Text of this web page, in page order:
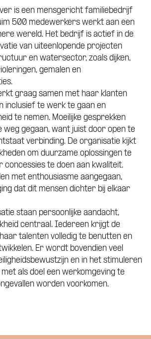
is een mensgericht familiebedrijf
500 medewerkers werkt aan een
wereld. Het bedrijf is actief in de
van uiteenlopende projecten
en watersector, zoals dijken,
gemalen en
graag samen met haar klanten
inclusief te werk te gaan en
te nemen. Moeilijke gesprekken
weg gegaan, want juist door open te
verbinding. De organisatie kijkt
om duurzame oplossingen te
concessies te doen aan kwaliteit.
met enthousiasme aangegaan,
dat dit mensen dichter bij elkaar
staan persoonlijke aandacht,
centraal. Iedereen krijgt de
talenten volledig te benutten en
Er wordt bovendien veel
en in het stimuleren
als doel een werkomgeving te
worden voorkomen.